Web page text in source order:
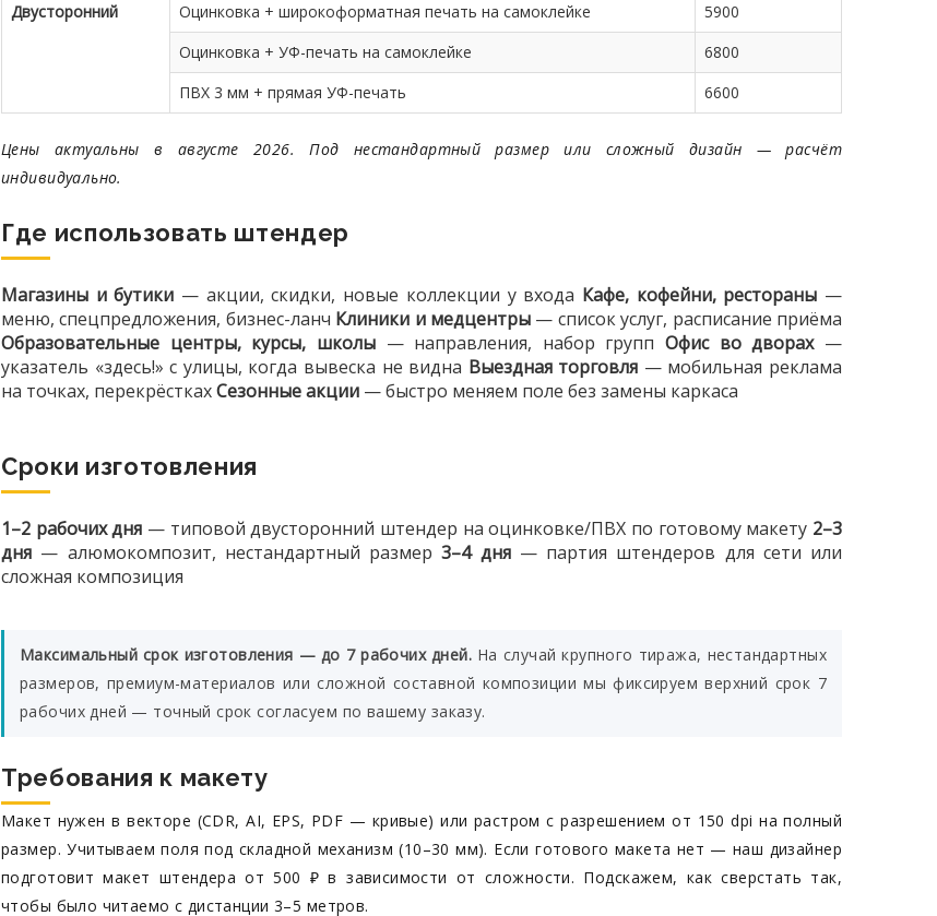
Двусторонний
Оцинковка + широкоформатная печать на самоклейке
5900
Оцинковка + УФ-печать на самоклейке
6800
ПВХ 3 мм + прямая УФ-печать
6600
Цены актуальны в августе 2026. Под нестандартный размер или сложный дизайн — расчёт
индивидуально.
Где использовать штендер
Магазины и бутики — акции, скидки, новые коллекции у входа Кафе, кофейни, рестораны —
меню, спецпредложения, бизнес-ланч Клиники и медцентры — список услуг, расписание приёма
Образовательные центры, курсы, школы— направления, набор групп Офис во дворах—
указатель «здесь!» с улицы, когда вывеска не видна Выездная торговля — мобильная реклама
на точках, перекрёсткахСезонные акции — быстро меняем поле без замены каркаса
Сроки изготовления
1–2 рабочих дня — типовой двусторонний штендер на оцинковке/ПВХ по готовому макету 2–3
дня — алюмокомпозит, нестандартный размер 3–4 дня— партия штендеров для сети или
сложная композиция
Максимальный срок изготовления — до 7 рабочих дней. На случай крупного тиража, нестандартных
размеров, премиум-материалов или сложной составной композиции мы фиксируем верхний срок 7
рабочих дней — точный срок согласуем по вашему заказу.
Требования к макету
Макет нужен в векторе (CDR, AI, EPS, PDF — кривые) или растром с разрешением от 150 dpi на полный
размер. Учитываем поля под складной механизм (10–30 мм). Если готового макета нет — наш дизайнер
подготовит макет штендера от 500 ₽ в зависимости от сложности. Подскажем, как сверстать так,
чтобы было читаемо с дистанции 3–5 метров.